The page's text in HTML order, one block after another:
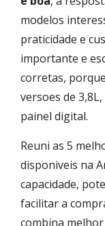
modelos
praticidade e
importante e
corretas,
versoes de
painel digital.
Reuni as 5
disponiveis na
capacidade,
facilitar a
combina